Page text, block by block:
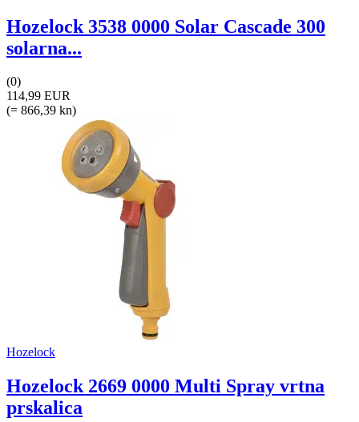
Hozelock 3538 0000 Solar Cascade 300
solarna...
(0)
114,99 EUR
(= 866,39 kn)
Hozelock
Hozelock 2669 0000 Multi Spray vrtna
prskalica